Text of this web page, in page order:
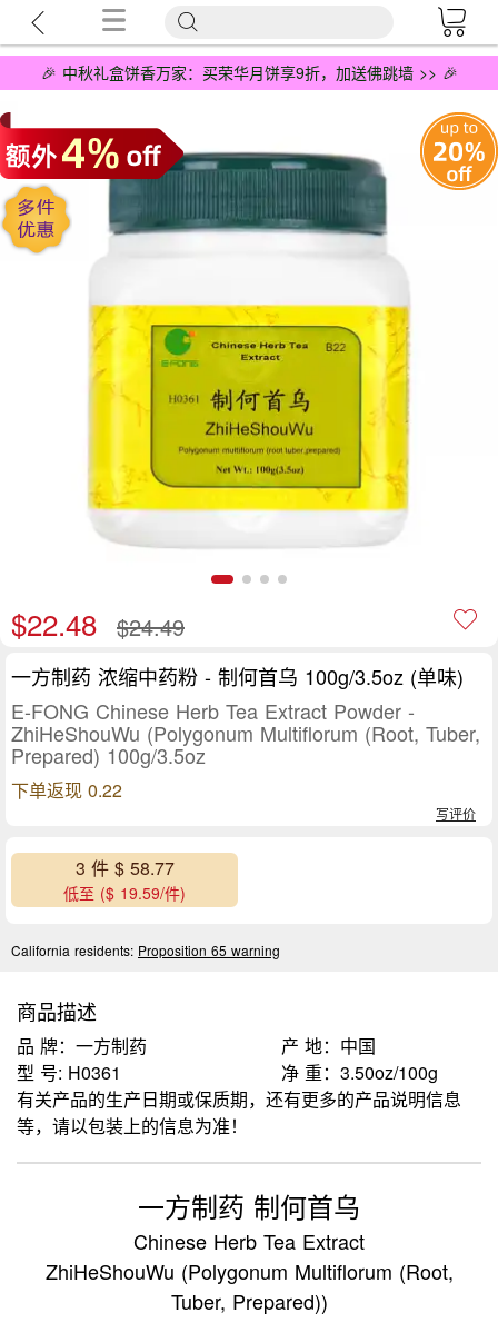
🎉 中秋礼盒饼香万家：买荣华月饼享9折，加送佛跳墙 >> 🎉
$22.48 $24.49
一方制药 浓缩中药粉 - 制何首乌 100g/3.5oz (单味)
E-FONG Chinese Herb Tea Extract Powder -
ZhiHeShouWu (Polygonum Multiflorum (Root, Tuber,
Prepared) 100g/3.5oz
下单返现 0.22
写评价
3 件 $ 58.77
低至 ($ 19.59/件)
California residents: Proposition 65 warning
商品描述
品 牌：一方制药
产 地：中国
型 号: H0361
净 重：3.50oz/100g
有关产品的生产日期或保质期，还有更多的产品说明信息
等，请以包装上的信息为准！
一方制药 制何首乌
Chinese Herb Tea Extract
ZhiHeShouWu (Polygonum Multiflorum (Root,
Tuber, Prepared))